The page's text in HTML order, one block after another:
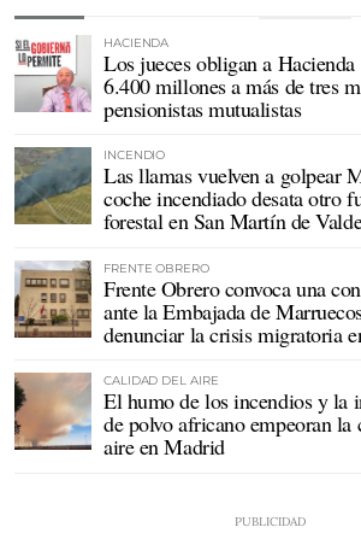
HACIENDA
Los jueces obligan a Hacienda
6.400 millones a más de tres
pensionistas mutualistas
INCENDIO
Las llamas vuelven a golpear
coche incendiado desata otro
forestal en San Martín de
FRENTE OBRERO
Frente Obrero convoca una
ante la Embajada de
denunciar la crisis migratoria
CALIDAD DEL AIRE
El humo de los incendios y la
de polvo africano empeoran la
aire en Madrid